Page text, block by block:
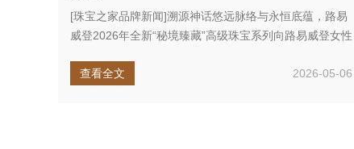
[珠宝之家品牌新闻]溯源神话悠远脉络与永恒底蕴，路易
威登2026年全新“秘境臻藏”高级珠宝系列向路易威登女性
查看全文
2026-05-06